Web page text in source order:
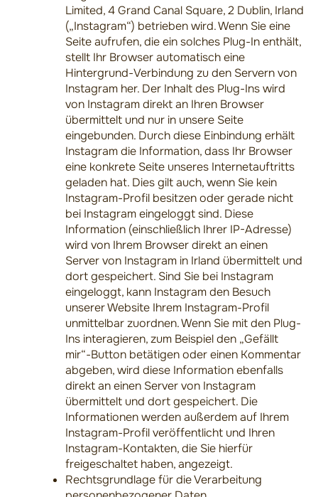
Limited, 4 Grand Canal Square, 2 Dublin, Irland
(„Instagram“) betrieben wird. Wenn Sie eine
Seite aufrufen, die ein solches Plug-In enthält,
stellt Ihr Browser automatisch eine
Hintergrund-Verbindung zu den Servern von
Instagram her. Der Inhalt des Plug-Ins wird
von Instagram direkt an Ihren Browser
übermittelt und nur in unsere Seite
eingebunden. Durch diese Einbindung erhält
Instagram die Information, dass Ihr Browser
eine konkrete Seite unseres Internetauftritts
geladen hat. Dies gilt auch, wenn Sie kein
Instagram-Profil besitzen oder gerade nicht
bei Instagram eingeloggt sind. Diese
Information (einschließlich Ihrer IP-Adresse)
wird von Ihrem Browser direkt an einen
Server von Instagram in Irland übermittelt und
dort gespeichert. Sind Sie bei Instagram
eingeloggt, kann Instagram den Besuch
unserer Website Ihrem Instagram-Profil
unmittelbar zuordnen. Wenn Sie mit den Plug-
Ins interagieren, zum Beispiel den „Gefällt
mir“-Button betätigen oder einen Kommentar
abgeben, wird diese Information ebenfalls
direkt an einen Server von Instagram
übermittelt und dort gespeichert. Die
Informationen werden außerdem auf Ihrem
Instagram-Profil veröffentlicht und Ihren
Instagram-Kontakten, die Sie hierfür
freigeschaltet haben, angezeigt.
Rechtsgrundlage für die Verarbeitung